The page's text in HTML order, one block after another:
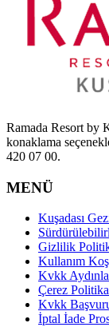
Ramada Resort by
konaklama
420 07 00.
MENÜ
Kuşadası
Gizlilik
Kullanım
Kvkk
Çerez
Kvkk
İptal İade